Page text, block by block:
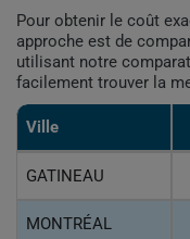
Pour obtenir le coût
approche est de
utilisant notre
facilement trouver la
Ville
GATINEAU
MONTRÉAL